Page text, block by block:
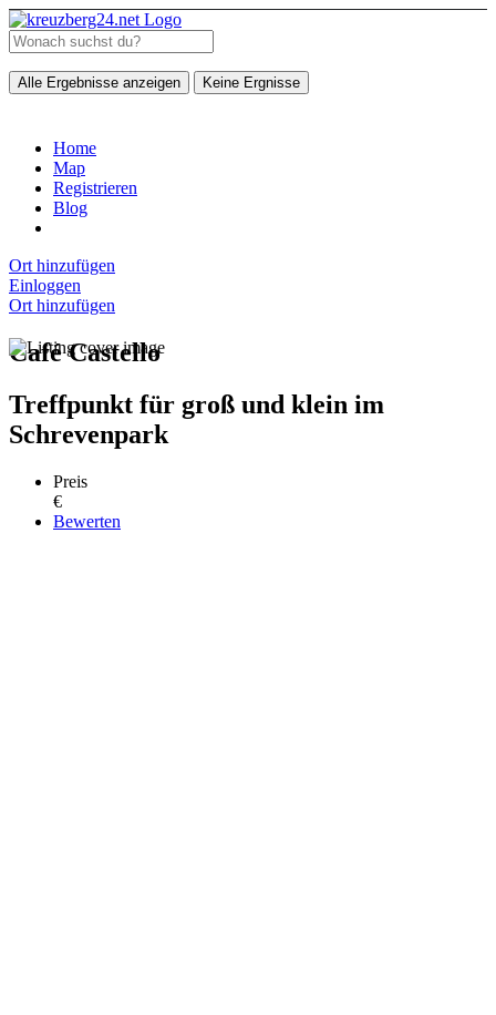
Alle Ergebnisse anzeigen Keine Ergnisse
Home
Map
Registrieren
Blog
Ort hinzufügen
Einloggen
Ort hinzufügen
Café Castello
Treffpunkt für groß und klein im
Schrevenpark
Preis
€
Bewerten